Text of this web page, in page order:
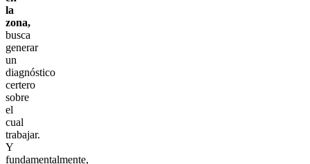
la
zona,
busca
generar
un
diagnóstico
certero
sobre
el
cual
trabajar.
Y
fundamentalmente,